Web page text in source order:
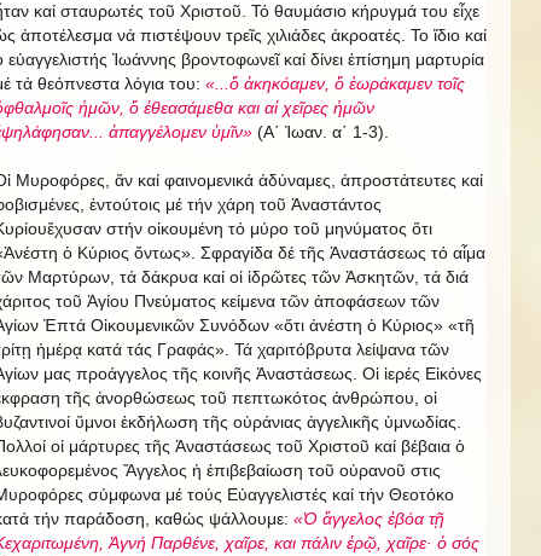
καί σταυρωτές τοῦ Χριστοῦ. Τό θαυμάσιο κήρυγμά του εἶχε
ἀποτέλεσμα νά πιστέψουν τρεῖς χιλιάδες ἀκροατές. Το ἴδιο καί
εὐαγγελιστής Ἰωάννης βροντοφωνεῖ καί δίνει ἐπίσημη μαρτυρία
τά θεόπνεστα λόγια του: «...ὅ ἀκηκόαμεν, ὅ ἑωράκαμεν τοῖς
ἡμῶν, ὅ ἐθεασάμεθα και αἱ χεῖρες ἡμῶν
ἀπαγγέλομεν ὑμῖν» (Α΄ Ἰωαν. α΄ 1-3).
Μυροφόρες, ἄν καί φαινομενικά ἀδύναμες, ἀπροστάτευτες καί
ἐντούτοις μέ τήν χάρη τοῦ Ἀναστάντος
στήν οἰκουμένη τό μύρο τοῦ μηνύματος ὅτι
ὁ Κύριος ὄντως». Σφραγίδα δέ τῆς Ἀναστάσεως τό αἷμα
Μαρτύρων, τά δάκρυα καί οἱ ἱδρῶτες τῶν Ἀσκητῶν, τά διά
τοῦ Ἁγίου Πνεύματος κείμενα τῶν ἀποφάσεων τῶν
Ἐπτά Οἰκουμενικῶν Συνόδων «ὅτι ἀνέστη ὁ Κύριος» «τῆ
ἡμέρᾳ κατά τάς Γραφάς». Τά χαριτόβρυτα λείψανα τῶν
μας προάγγελος τῆς κοινῆς Ἀναστάσεως. Οἱ ἱερές Εἰκόνες
τῆς ἀνορθώσεως τοῦ πεπτωκότος ἀνθρώπου, οἱ
ὕμνοι ἐκδήλωση τῆς οὐράνιας ἀγγελικῆς ὑμνωδίας.
οἱ μάρτυρες τῆς Ἀναστάσεως τοῦ Χριστοῦ καί βέβαια ὁ
Ἄγγελος ἡ ἐπιβεβαίωση τοῦ οὐρανοῦ στις
σύμφωνα μέ τούς Εὐαγγελιστές καί τήν Θεοτόκο
τήν παράδοση, καθώς ψάλλουμε: «Ὁ ἄγγελος ἐβόα τῇ
Ἁγνή Παρθένε, χαῖρε, και πάλιν ἐρῷ, χαῖρε· ὁ σός